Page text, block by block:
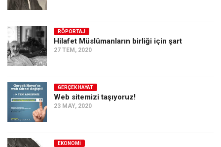
Karisi kitap sualleri
7 soruda bu hafta
Ekonomi
Spor
Sağlık
Gıda-Beslenme
Türkiye
RÖPORTAJ
Hilafet Müslümanların birliği için şart
27 TEM, 2020
GERÇEK HAYAT
Web sitemizi taşıyoruz!
23 MAY, 2020
EKONOMI